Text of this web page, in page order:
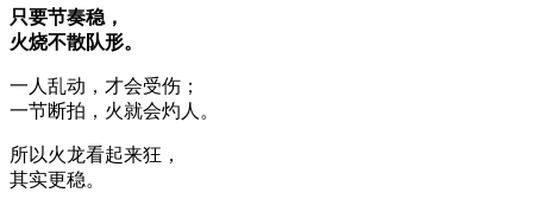
只要节奏稳，
火烧不散队形。
一人乱动，才会受伤；
一节断拍，火就会灼人。
所以火龙看起来狂，
其实更稳。